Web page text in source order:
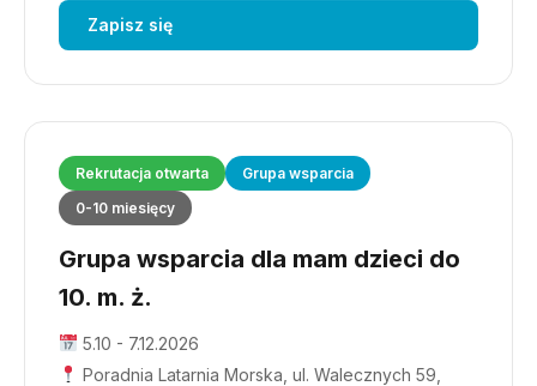
Zapisz się
Rekrutacja otwarta
Grupa wsparcia
0-10 miesięcy
Grupa wsparcia dla mam dzieci do
10. m. ż.
5.10 - 7.12.2026
Poradnia Latarnia Morska, ul. Walecznych 59,